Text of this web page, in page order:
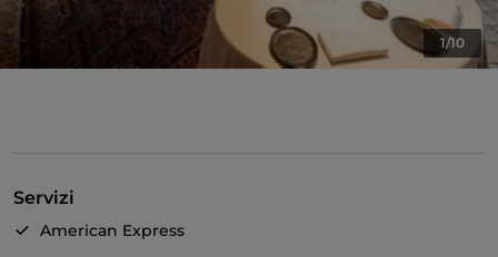
1/10
Servizi
American Express